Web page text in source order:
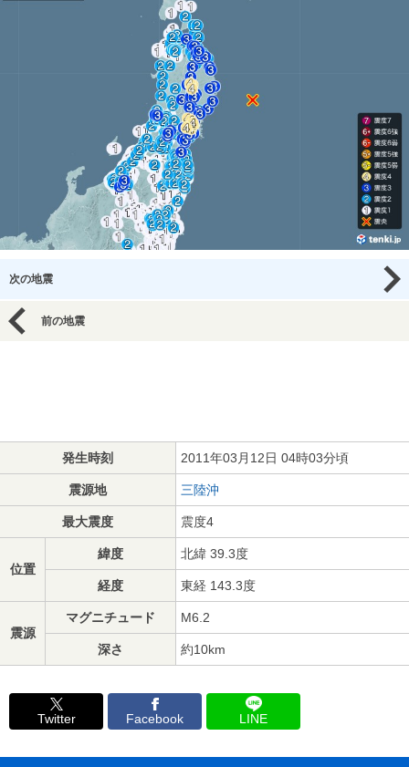
次の地震
前の地震
発生時刻 2011年03月12日 04時03分頃
震源地 三陸沖
最大震度 震度4
位置
緯度 北緯 39.3度
経度 東経 143.3度
震源
マグニチュード M6.2
深さ 約10km
Twitter Facebook LINE